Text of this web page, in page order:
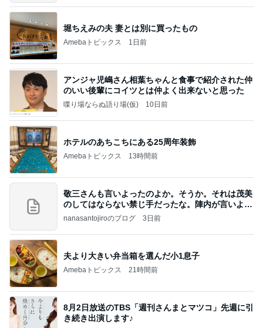
堀ちえみの夫 妻とは別に買ったもの
Amebaトピックス 1日前
アンジャ児嶋さん相葉ちゃんと食事で紹介された仲
のいい後輩にコイツとは仲よく出来ないと思った
喋り場ならぬ語り場(仮) 10日前
ホテルのあちこちにある25周年装飾
Amebaトピックス 13時間前
敬三さんも言いよったのよか。そうか。それは茂美
のしてはならない禁じ手だったな。陣内が言いよる
のよ
nanasantojiroのブログ 3日前
夫より大きい弁当箱を選んだ小1息子
Amebaトピックス 21時間前
8月2日放送のTBS「週刊さんまとマツコ」先週に引
き続き出演します♪